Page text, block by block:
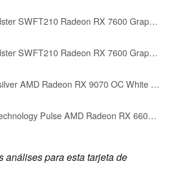
XFX Speedster SWFT210 Radeon RX 7600 Graphics Card with 8GB GDDR6 HDMI 3xDP, AMD RDNA 3 RX-76PSWFTFA
XFX Speedster SWFT210 Radeon RX 7600 Graphics Card with 8GB GDDR6 HDMI 3xDP, AMD RDNA 3 RX-76PSWFTFY
XFX Quicksilver AMD Radeon RX 9070 OC White Gaming Edition with 16GB GDDR6 HDMI 3xDP, AMD RDNA 4 RX-97QICKBW9
Sapphire Technology Pulse AMD Radeon RX 6600 XT Gaming Graphics Card with 8GB GDDR6, AMD RDNA 2 (11309-03-20G) (Renewed)
análises para esta tarjeta de